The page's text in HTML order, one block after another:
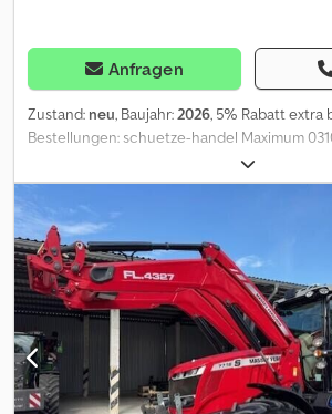
Anfragen
Zustand: neu, Baujahr:2026, 5% Rabatt extra
Bestellungen: schuetze-handel Maximum
m-ct08 850kg Diesel / 3Zylinder CE
179cmGrabtiefe Vollkabine mit Heizung
Schaufelkapazität: 0,06m³ 2490mm
Raupenantrieb 163cm, Djdpfx Aeytp
Wendekreis